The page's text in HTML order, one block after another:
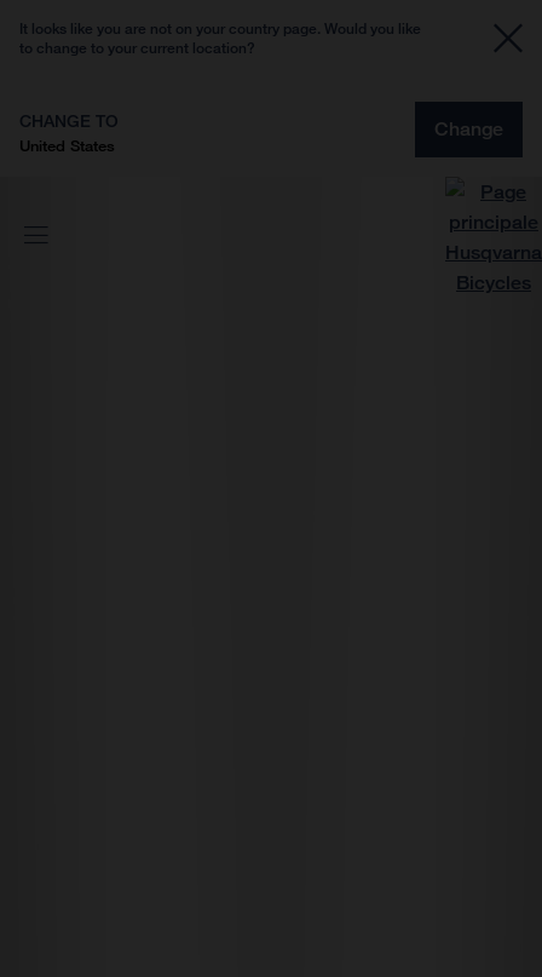
It looks like you are not on your country page. Would you like
to change to your current location?
CHANGE TO
United States
Change